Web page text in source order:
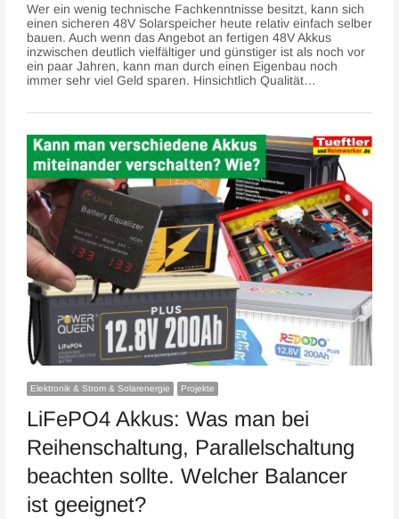
Wer ein wenig technische Fachkenntnisse besitzt, kann sich
einen sicheren 48V Solarspeicher heute relativ einfach selber
bauen. Auch wenn das Angebot an fertigen 48V Akkus
inzwischen deutlich vielfältiger und günstiger ist als noch vor
ein paar Jahren, kann man durch einen Eigenbau noch
immer sehr viel Geld sparen. Hinsichtlich Qualität…
Elektronik & Strom & Solarenergie Projekte
LiFePO4 Akkus: Was man bei
Reihenschaltung, Parallelschaltung
beachten sollte. Welcher Balancer
ist geeignet?